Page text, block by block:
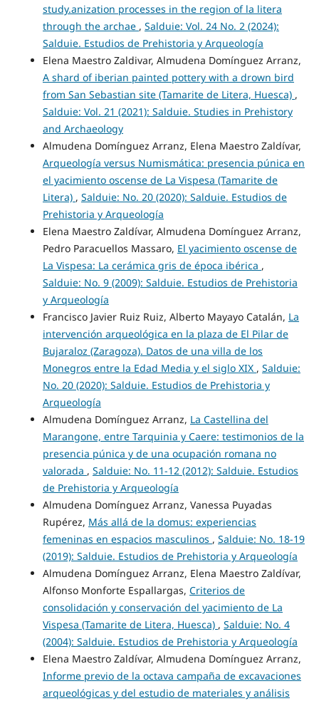
study.anization processes in the region of la litera
through the archae , Salduie: Vol. 24 No. 2 (2024):
Salduie. Estudios de Prehistoria y Arqueología
Elena Maestro Zaldivar, Almudena Domínguez Arranz,
A shard of iberian painted pottery with a drown bird
from San Sebastian site (Tamarite de Litera, Huesca) ,
Salduie: Vol. 21 (2021): Salduie. Studies in Prehistory
and Archaeology
Almudena Domínguez Arranz, Elena Maestro Zaldívar,
Arqueología versus Numismática: presencia púnica en
el yacimiento oscense de La Vispesa (Tamarite de
Litera) , Salduie: No. 20 (2020): Salduie. Estudios de
Prehistoria y Arqueología
Elena Maestro Zaldívar, Almudena Domínguez Arranz,
Pedro Paracuellos Massaro, El yacimiento oscense de
La Vispesa: La cerámica gris de época ibérica ,
Salduie: No. 9 (2009): Salduie. Estudios de Prehistoria
y Arqueología
Francisco Javier Ruiz Ruiz, Alberto Mayayo Catalán, La
intervención arqueológica en la plaza de El Pilar de
Bujaraloz (Zaragoza). Datos de una villa de los
Monegros entre la Edad Media y el siglo XIX , Salduie:
No. 20 (2020): Salduie. Estudios de Prehistoria y
Arqueología
Almudena Domínguez Arranz, La Castellina del
Marangone, entre Tarquinia y Caere: testimonios de la
presencia púnica y de una ocupación romana no
valorada , Salduie: No. 11-12 (2012): Salduie. Estudios
de Prehistoria y Arqueología
Almudena Domínguez Arranz, Vanessa Puyadas
Rupérez, Más allá de la domus: experiencias
femeninas en espacios masculinos , Salduie: No. 18-19
(2019): Salduie. Estudios de Prehistoria y Arqueología
Almudena Domínguez Arranz, Elena Maestro Zaldívar,
Alfonso Monforte Espallargas, Criterios de
consolidación y conservación del yacimiento de La
Vispesa (Tamarite de Litera, Huesca) , Salduie: No. 4
(2004): Salduie. Estudios de Prehistoria y Arqueología
Elena Maestro Zaldívar, Almudena Domínguez Arranz,
Informe previo de la octava campaña de excavaciones
arqueológicas y del estudio de materiales y análisis